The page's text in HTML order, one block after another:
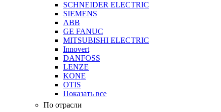
SCHNEIDER ELECTRIC
SIEMENS
ABB
GE FANUC
MITSUBISHI ELECTRIC
Innovert
DANFOSS
LENZE
KONE
OTIS
Показать все
По отрасли